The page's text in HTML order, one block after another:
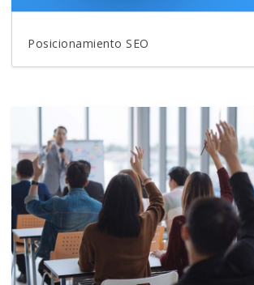
Posicionamiento SEO